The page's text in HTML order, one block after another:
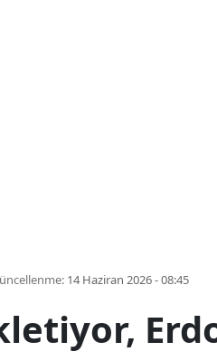
14 Haziran 2026 - 08:45